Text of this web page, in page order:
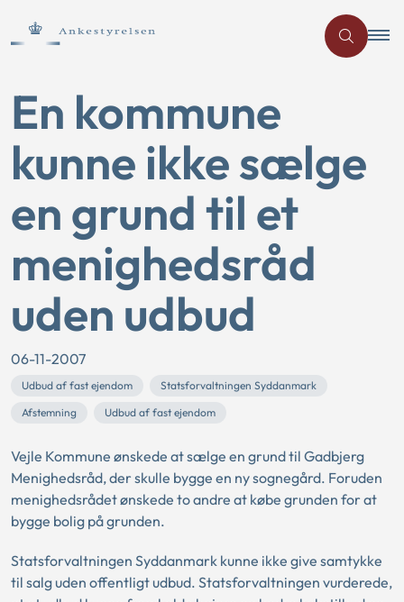
En kommune
kunne ikke sælge
en grund til et
menighedsråd
uden udbud
06-11-2007
Udbud af fast ejendom
Statsforvaltningen Syddanmark
Afstemning
Udbud af fast ejendom
Vejle Kommune ønskede at sælge en grund til Gadbjerg
Menighedsråd, der skulle bygge en ny sognegård. Foruden
menighedsrådet ønskede to andre at købe grunden for at
bygge bolig på grunden.
Statsforvaltningen Syddanmark kunne ikke give samtykke
til salg uden offentligt udbud. Statsforvaltningen vurderede,